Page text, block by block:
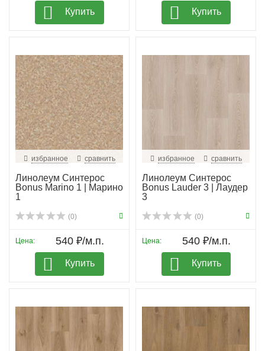
Купить Купить
избранное сравнить
Линолеум Синтерос
Bonus Marino 1 | Марино
1
(0)
Цена: 540 ₽/м.п.
Купить
избранное сравнить
Линолеум Синтерос
Bonus Lauder 3 | Лаудер
3
(0)
Цена: 540 ₽/м.п.
Купить